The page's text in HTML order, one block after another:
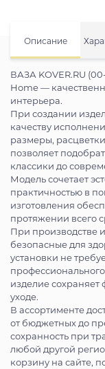
Описание
ВАЗА KOVER.RU
Home —
интерьера.
При создании
качеству
размеры,
позволяет
классики до
Модель сочетает
практичностью в
изготовления
протяжении всего
При производстве
безопасные для
установки не
изделие
уходе.
В ассортименте
от бюджетных до
сохранность при
любой другой
корзину на сайте,